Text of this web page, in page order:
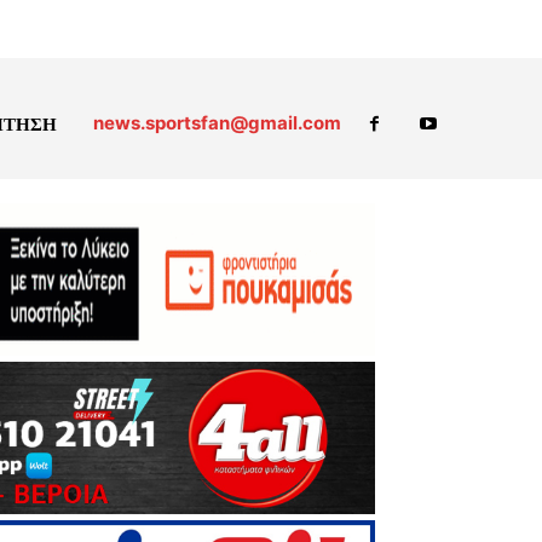
news.sportsfan@gmail.com